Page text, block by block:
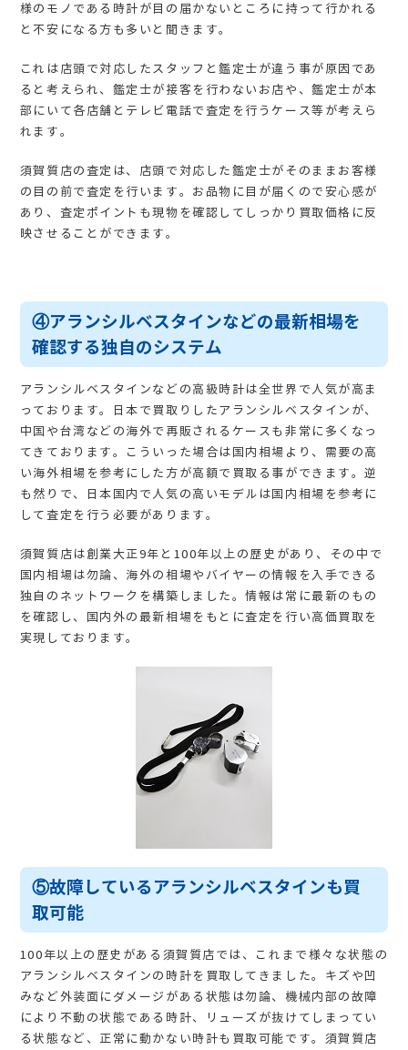
様のモノである時計が目の届かないところに持って行かれる
と不安になる方も多いと聞きます。
これは店頭で対応したスタッフと鑑定士が違う事が原因であ
ると考えられ、鑑定士が接客を行わないお店や、鑑定士が本
部にいて各店舗とテレビ電話で査定を行うケース等が考えら
れます。
須賀質店の査定は、店頭で対応した鑑定士がそのままお客様
の目の前で査定を行います。お品物に目が届くので安心感が
あり、査定ポイントも現物を確認してしっかり買取価格に反
映させることができます。
④アランシルベスタインなどの最新相場を
確認する独自のシステム
アランシルベスタインなどの高級時計は全世界で人気が高ま
っております。日本で買取りしたアランシルベスタインが、
中国や台湾などの海外で再販されるケースも非常に多くなっ
てきております。こういった場合は国内相場より、需要の高
い海外相場を参考にした方が高額で買取る事ができます。逆
も然りで、日本国内で人気の高いモデルは国内相場を参考に
して査定を行う必要があります。
須賀質店は創業大正9年と100年以上の歴史があり、その中で
国内相場は勿論、海外の相場やバイヤーの情報を入手できる
独自のネットワークを構築しました。情報は常に最新のもの
を確認し、国内外の最新相場をもとに査定を行い高価買取を
実現しております。
⑤故障しているアランシルベスタインも買
取可能
100年以上の歴史がある須賀質店では、これまで様々な状態の
アランシルベスタインの時計を買取してきました。キズや凹
みなど外装面にダメージがある状態は勿論、機械内部の故障
により不動の状態である時計、リューズが抜けてしまってい
る状態など、正常に動かない時計も買取可能です。須賀質店